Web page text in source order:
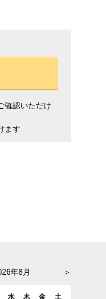
確認いただけ
ます
＞
年8月
水 木 金 土